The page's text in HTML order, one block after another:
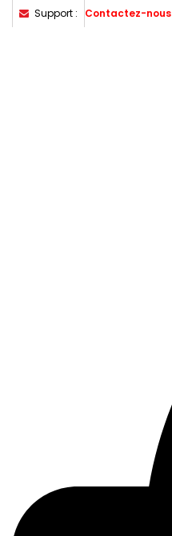
Support : Contactez-nous